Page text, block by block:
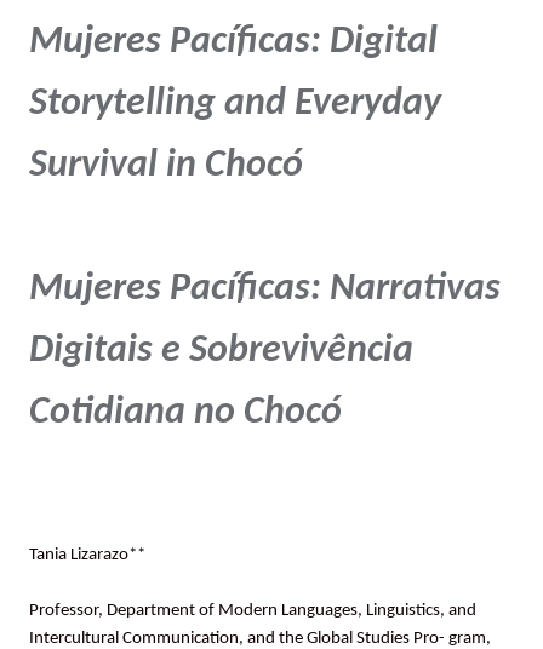
Mujeres Pacíficas: Digital
Storytelling and Everyday
Survival in Chocó
Mujeres Pacíficas: Narrativas
Digitais e Sobrevivência
Cotidiana no Chocó
Tania Lizarazo**
Professor, Department of Modern Languages, Linguistics, and
Intercultural Communication, and the Global Studies Pro- gram,